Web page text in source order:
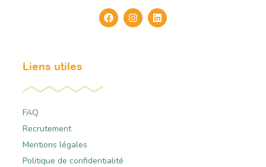
Liens utiles
FAQ
Recrutement
Mentions légales
Politique de confidentialité